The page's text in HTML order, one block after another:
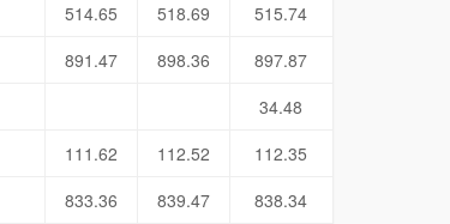
514.65 518.69
515.74
891.47 898.36
897.87
34.48
111.62 112.52
112.35
833.36 839.47
838.34